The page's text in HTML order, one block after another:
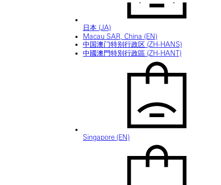
日本 (JA)
Macau SAR, China (EN)
中国澳门特别行政区 (ZH-HANS)
中國澳門特別行政區 (ZH-HANT)
Singapore (EN)